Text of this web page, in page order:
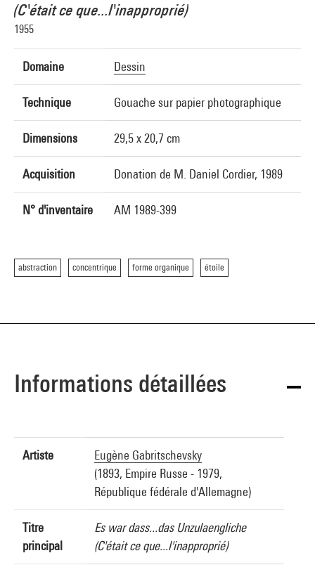
(C'était ce que...l'inapproprié)
1955
Domaine Dessin
Technique Gouache sur papier photographique
Dimensions 29,5 x 20,7 cm
Acquisition Donation de M. Daniel Cordier, 1989
N° d'inventaire AM 1989-399
abstraction concentrique forme organique étoile
Informations détaillées
Artiste
Eugène Gabritschevsky
(1893, Empire Russe - 1979,
République fédérale d'Allemagne)
Titre
principal
Es war dass...das Unzulaengliche
(C'était ce que...l'inapproprié)